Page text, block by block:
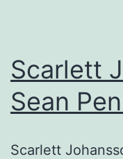
Scarlett
Sean
Scarlett